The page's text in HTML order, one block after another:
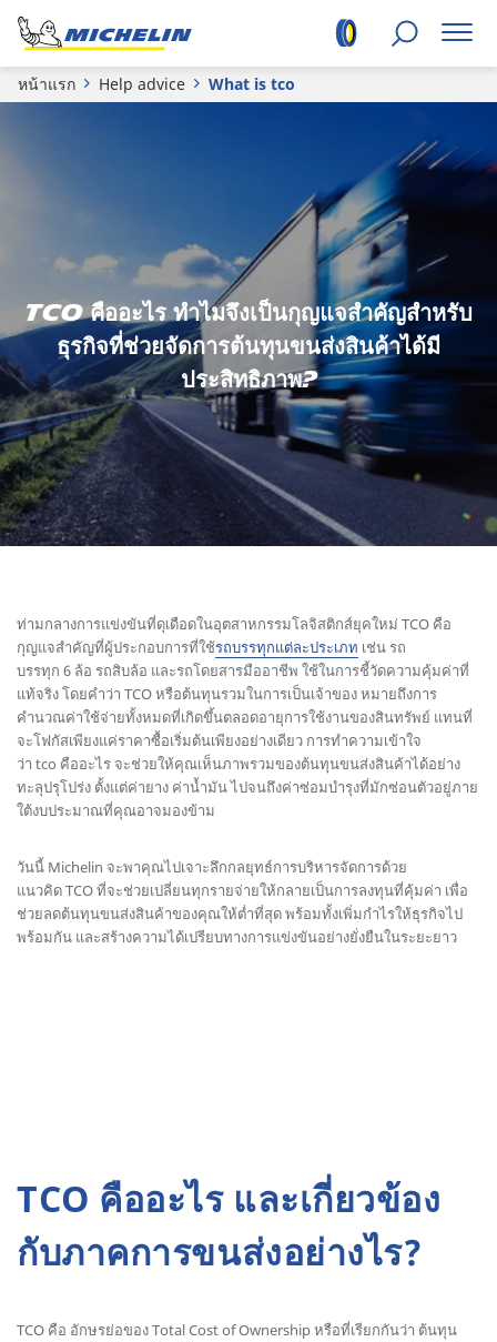
หน้าแรก Help advice What is tco
TCO คืออะไร ทำไมจึงเป็นกุญแจสำคัญสำหรับ
ธุรกิจที่ช่วยจัดการต้นทุนขนส่งสินค้าได้มี
ประสิทธิภาพ?
ท่ามกลางการแข่งขันที่ดุเดือดในอุตสาหกรรมโลจิสติกส์ยุคใหม่ TCO คือ
กุญแจสำคัญที่ผู้ประกอบการที่ใช้รถบรรทุกแต่ละประเภท เช่น รถ
บรรทุก 6 ล้อ รถสิบล้อ และรถโดยสารมืออาชีพ ใช้ในการชี้วัดความคุ้มค่าที่
แท้จริง โดยคำว่า TCO หรือต้นทุนรวมในการเป็นเจ้าของ หมายถึงการ
คำนวณค่าใช้จ่ายทั้งหมดที่เกิดขึ้นตลอดอายุการใช้งานของสินทรัพย์ แทนที่
จะโฟกัสเพียงแค่ราคาซื้อเริ่มต้นเพียงอย่างเดียว การทำความเข้าใจ
ว่า tco คืออะไร จะช่วยให้คุณเห็นภาพรวมของต้นทุนขนส่งสินค้าได้อย่าง
ทะลุปรุโปร่ง ตั้งแต่ค่ายาง ค่าน้ำมัน ไปจนถึงค่าซ่อมบำรุงที่มักซ่อนตัวอยู่ภาย
ใต้งบประมาณที่คุณอาจมองข้าม
วันนี้ Michelin จะพาคุณไปเจาะลึกกลยุทธ์การบริหารจัดการด้วย
แนวคิด TCO ที่จะช่วยเปลี่ยนทุกรายจ่ายให้กลายเป็นการลงทุนที่คุ้มค่า เพื่อ
ช่วยลดต้นทุนขนส่งสินค้าของคุณให้ต่ำที่สุด พร้อมทั้งเพิ่มกำไรให้ธุรกิจไป
พร้อมกัน และสร้างความได้เปรียบทางการแข่งขันอย่างยั่งยืนในระยะยาว
TCO คืออะไร และเกี่ยวข้อง
กับภาคการขนส่งอย่างไร?
TCO คือ อักษรย่อของ Total Cost of Ownership หรือที่เรียกกันว่า ต้นทุน